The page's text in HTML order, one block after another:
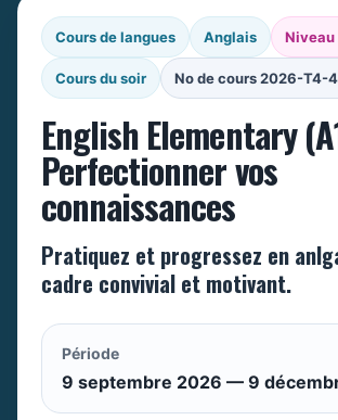
Cours de langues Anglais Niveau
Cours du soir No de cours 2026-T4-
English Elementary
Perfectionner vos
connaissances
Pratiquez et progressez en
cadre convivial et motivant.
Période
9 septembre 2026 — 9